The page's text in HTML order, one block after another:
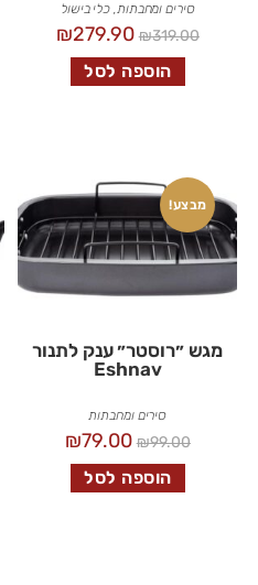
סירים ומחבתות, כלי בישול
₪319.00
₪279.90
הוספה לסל
מבצע!
מגש ״רוסטר״ ענק לתנור
Eshnav
סירים ומחבתות
₪99.00
₪79.00
הוספה לסל